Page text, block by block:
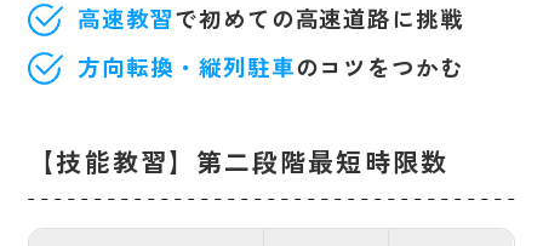
高速教習で初めての高速道路に挑戦
方向転換・縦列駐車のコツをつかむ
【技能教習】第二段階最短時限数